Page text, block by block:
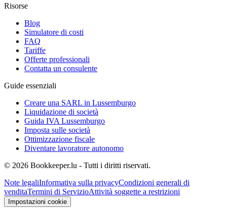
Risorse
Blog
Simulatore di costi
FAQ
Tariffe
Offerte professionali
Contatta un consulente
Guide essenziali
Creare una SARL in Lussemburgo
Liquidazione di società
Guida IVA Lussemburgo
Imposta sulle società
Ottimizzazione fiscale
Diventare lavoratore autonomo
© 2026 Bookkeeper.lu - Tutti i diritti riservati.
Note legaliInformativa sulla privacyCondizioni generali di
venditaTermini di ServizioAttività soggette a restrizioni
Impostazioni cookie